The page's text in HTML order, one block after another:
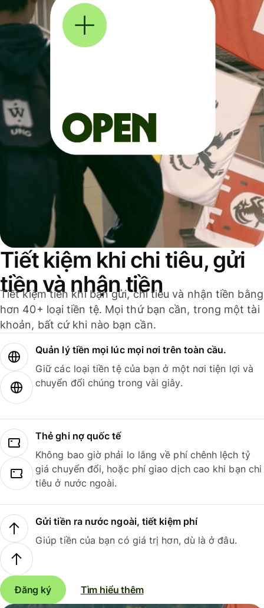
Tiết kiệm khi chi tiêu, gửi
tiền và nhận tiền
Tiết kiệm tiền khi bạn gửi, chi tiêu và nhận tiền bằng
hơn 40+ loại tiền tệ. Mọi thứ bạn cần, trong một tài
khoản, bất cứ khi nào bạn cần.
Quản lý tiền mọi lúc mọi nơi trên toàn cầu.
Giữ các loại tiền tệ của bạn ở một nơi tiện lợi và
chuyển đổi chúng trong vài giây.
Thẻ ghi nợ quốc tế
Không bao giờ phải lo lắng về phí chênh lệch tỷ
giá chuyển đổi, hoặc phí giao dịch cao khi bạn chi
tiêu ở nước ngoài.
Gửi tiền ra nước ngoài, tiết kiệm phí
Giúp tiền của bạn có giá trị hơn, dù là ở đâu.
Đăng ký Tìm hiểu thêm